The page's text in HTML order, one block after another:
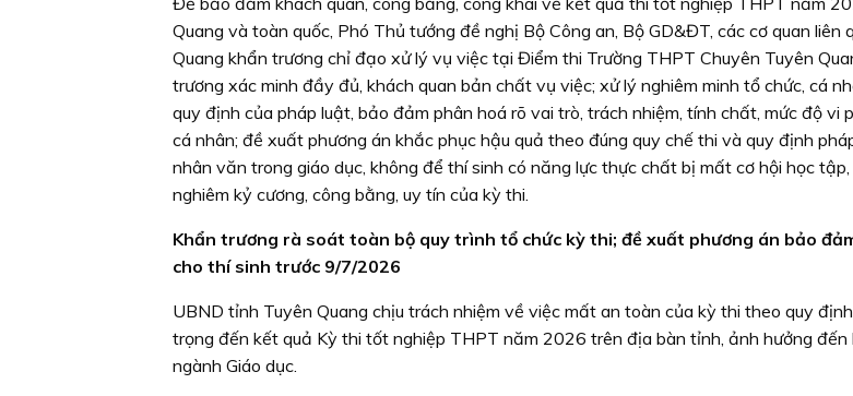
Quang và toàn quốc, Phó Thủ tướng đề nghị Bộ Công an, Bộ GD&ĐT, các cơ quan liên
Quang khẩn trương chỉ đạo xử lý vụ việc tại Điểm thi Trường THPT Chuyên Tuyên
trương xác minh đầy đủ, khách quan bản chất vụ việc; xử lý nghiêm minh tổ chức, cá
quy định của pháp luật, bảo đảm phân hoá rõ vai trò, trách nhiệm, tính chất, mức độ vi
cá nhân; đề xuất phương án khắc phục hậu quả theo đúng quy chế thi và quy định
nhân văn trong giáo dục, không để thí sinh có năng lực thực chất bị mất cơ hội học
nghiêm kỷ cương, công bằng, uy tín của kỳ thi.
Khẩn trương rà soát toàn bộ quy trình tổ chức kỳ thi; đề xuất phương án bảo
cho thí sinh trước 9/7/2026
UBND tỉnh Tuyên Quang chịu trách nhiệm về việc mất an toàn của kỳ thi theo quy
trọng đến kết quả Kỳ thi tốt nghiệp THPT năm 2026 trên địa bàn tỉnh, ảnh hưởng đến
ngành Giáo dục.